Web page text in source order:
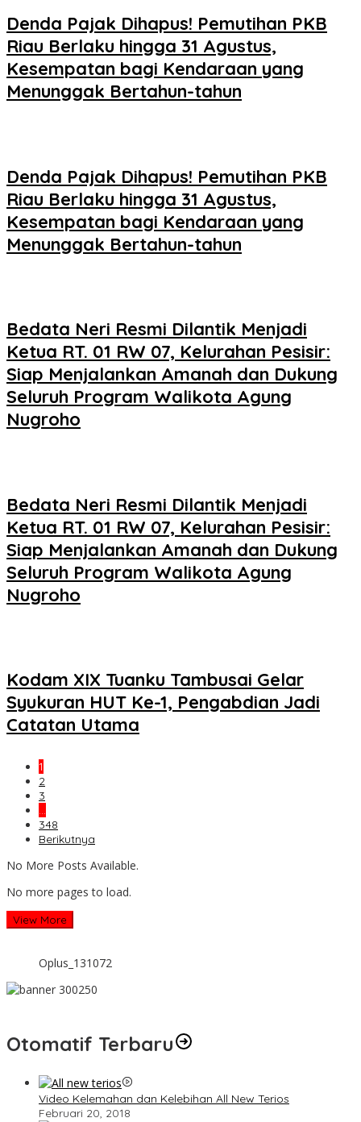
Denda Pajak Dihapus! Pemutihan PKB
Riau Berlaku hingga 31 Agustus,
Kesempatan bagi Kendaraan yang
Menunggak Bertahun-tahun
Denda Pajak Dihapus! Pemutihan PKB
Riau Berlaku hingga 31 Agustus,
Kesempatan bagi Kendaraan yang
Menunggak Bertahun-tahun
Bedata Neri Resmi Dilantik Menjadi
Ketua RT. 01 RW 07, Kelurahan Pesisir:
Siap Menjalankan Amanah dan Dukung
Seluruh Program Walikota Agung
Nugroho
Bedata Neri Resmi Dilantik Menjadi
Ketua RT. 01 RW 07, Kelurahan Pesisir:
Siap Menjalankan Amanah dan Dukung
Seluruh Program Walikota Agung
Nugroho
Kodam XIX Tuanku Tambusai Gelar
Syukuran HUT Ke-1, Pengabdian Jadi
Catatan Utama
1
2
3
…
348
Berikutnya
No More Posts Available.
No more pages to load.
View More
Oplus_131072
Otomatif Terbaru
Video Kelemahan dan Kelebihan All New Terios
Februari 20, 2018